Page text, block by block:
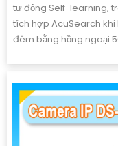
tự động Self-learning,
tích hợp AcuSearch
đêm bằng hồng ngoại